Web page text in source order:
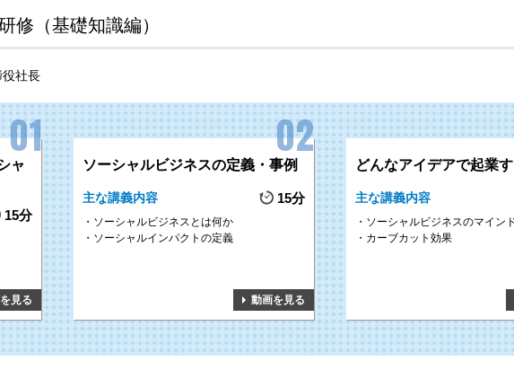
修（基礎知識編）
社長
ャ
15分
見る
ソーシャルビジネスの定義・事例
主な講義内容 15分
ソーシャルビジネスとは何か
ソーシャルインパクトの定義
動画を見る
どんなアイデアで起業
主な講義内容
ソーシャルビジネスのマイン
カーブカット効果